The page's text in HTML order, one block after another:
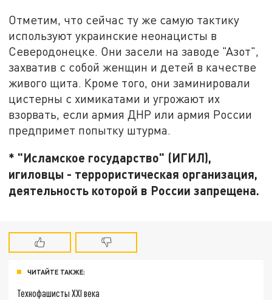
Отметим, что сейчас ту же самую тактику
используют украинские неонацисты в
Северодонецке. Они засели на заводе "Азот",
захватив с собой женщин и детей в качестве
живого щита. Кроме того, они заминировали
цистерны с химикатами и угрожают их
взорвать, если армия ДНР или армия России
предпримет попытку штурма.
* "Исламское государство" (ИГИЛ),
игиловцы - террористическая организация,
деятельность которой в России запрещена.
ЧИТАЙТЕ ТАКЖЕ:
Технофашисты XXI века